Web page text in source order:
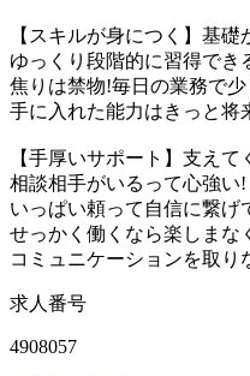
【スキルが身につく】基
ゆっくり段階的に習得で
焦りは禁物!毎日の業務で
手に入れた能力はきっと
【手厚いサポート】支え
相談相手がいるって心強い!
いっぱい頼って自信に繋
せっかく働くなら楽しまな
コミュニケーションを取り
求人番号
4908057